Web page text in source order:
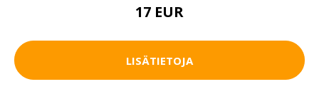
17 EUR
LISÄTIETOJA